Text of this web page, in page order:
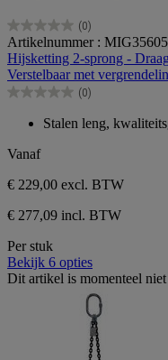
(0)
0.0
van
de
5
sterren.
Artikelnummer :
Hijsketting 2-sprong -
Verstelbaar met
(0)
0.0
5
Stalen leng,
Vanaf
€ 229,00 excl. BTW
€ 277,09 incl. BTW
Per stuk
Bekijk 6 opties
Dit artikel is momenteel